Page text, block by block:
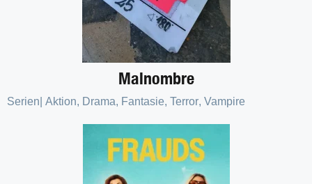
Malnombre
Serien Aktion, Drama, Fantasie, Terror, Vampire